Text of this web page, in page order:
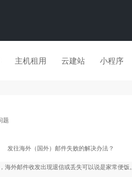
主机租用 云建站 小程序
题
发往海外（国外）邮件失败的解决办法？
外邮件收发出现退信或丢失可以说是家常便饭。